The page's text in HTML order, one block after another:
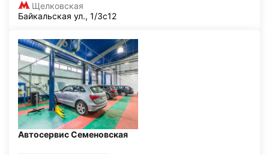
Щелковская
Байкальская ул., 1/3с12
Автосервис Семеновская